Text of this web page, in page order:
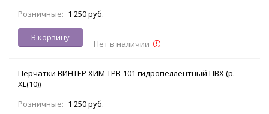
Розничные: 1 250 руб.
В корзину
Нет в наличии
Перчатки ВИНТЕР ХИМ TPB-101 гидропеллентный ПВХ (р.
XL(10))
Розничные: 1 250 руб.